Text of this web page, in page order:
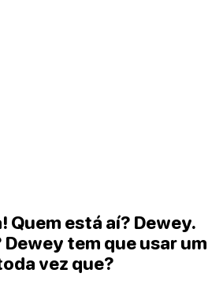
Quem está aí? Dewey.
tem que usar um
vez que?